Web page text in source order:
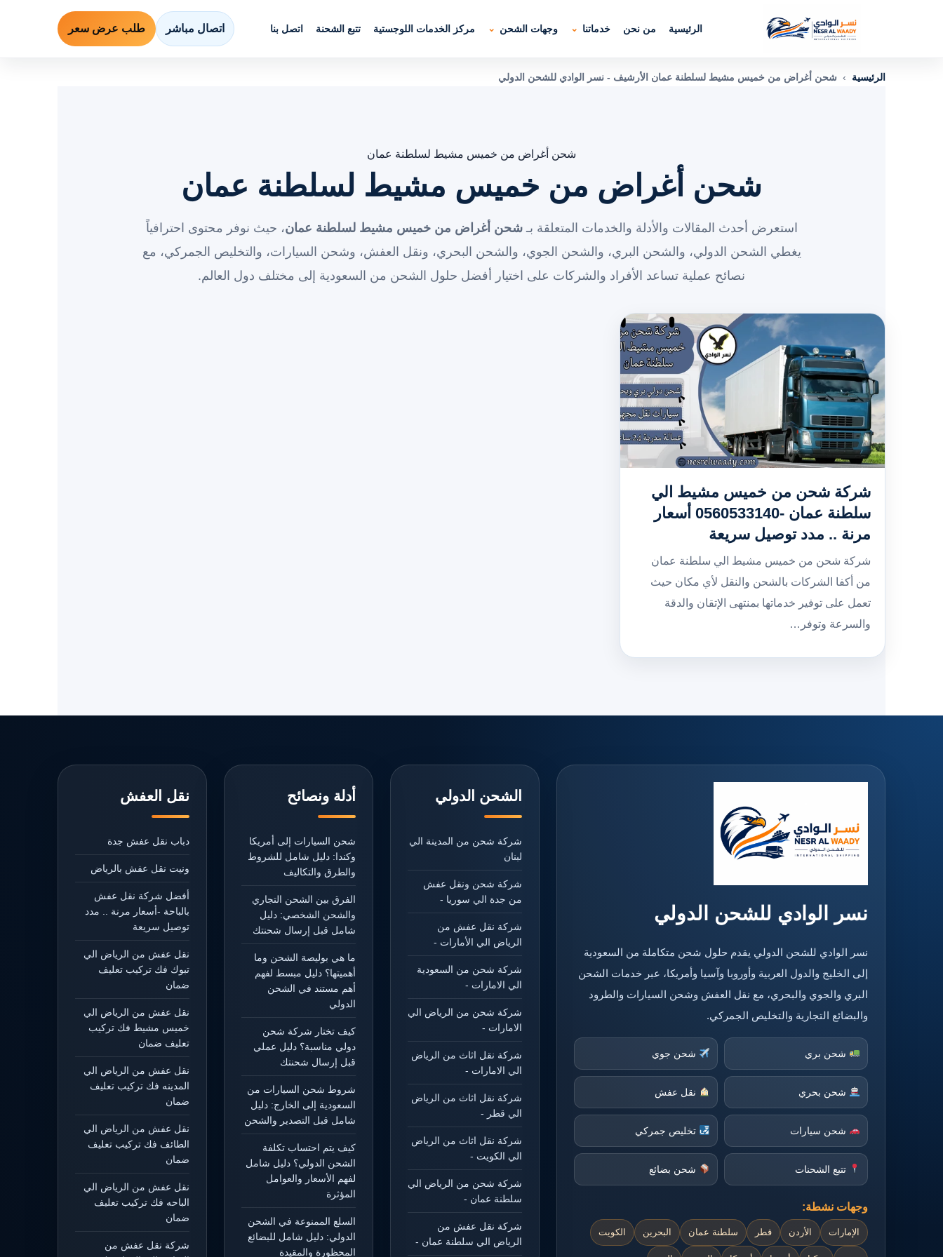
الرئيسية من نحن خدماتنا وجهات الشحن مركز الخدمات اللوجستية تتبع الشحنة اتصل بنا اتصال مباشر طلب عرض سعر
الرئيسية › شحن أغراض من خميس مشيط لسلطنة عمان الأرشيف - نسر الوادي للشحن الدولي
شحن أغراض من خميس مشيط لسلطنة عمان
شحن أغراض من خميس مشيط لسلطنة عمان
استعرض أحدث المقالات والأدلة والخدمات المتعلقة بـشحن أغراض من خميس مشيط لسلطنة عمان، حيث نوفر محتوى احترافياً
يغطي الشحن الدولي، والشحن البري، والشحن الجوي، والشحن البحري، ونقل العفش، وشحن السيارات، والتخليص الجمركي، مع
نصائح عملية تساعد الأفراد والشركات على اختيار أفضل حلول الشحن من السعودية إلى مختلف دول العالم.
شركة شحن من خميس مشيط الي
سلطنة عمان -0560533140 أسعار
مرنة .. مدد توصيل سريعة
شركة شحن من خميس مشيط الي سلطنة عمان
من أكفا الشركات بالشحن والنقل لأي مكان حيث
تعمل على توفير خدماتها بمنتهى الإتقان والدقة
والسرعة وتوفر…
نسر الوادي للشحن الدولي
نسر الوادي للشحن الدولي يقدم حلول شحن متكاملة من السعودية
إلى الخليج والدول العربية وأوروبا وآسيا وأمريكا، عبر خدمات الشحن
البري والجوي والبحري، مع نقل العفش وشحن السيارات والطرود
والبضائع التجارية والتخليص الجمركي.
شحن بري شحن جوي
شحن بحري نقل عفش
شحن سيارات تخليص جمركي
تتبع الشحنات شحن بضائع
وجهات نشطة:
الإمارات الأردن قطر سلطنة عمان البحرين الكويت
الشحن الدولي
شركة شحن من المدينة الي
لبنان
شركة شحن ونقل عفش
من جدة الي سوريا -
شركة نقل عفش من
الرياض الي الأمارات -
شركة شحن من السعودية
الي الامارات -
شركة شحن من الرياض الي
الامارات -
شركة نقل اثاث من الرياض
الي الامارات -
شركة نقل اثاث من الرياض
الي قطر -
شركة نقل اثاث من الرياض
الي الكويت -
شركة شحن من الرياض الي
سلطنة عمان -
شركة نقل عفش من
الرياض الي سلطنة عمان -
أدلة ونصائح
شحن السيارات إلى أمريكا
وكندا: دليل شامل للشروط
والطرق والتكاليف
الفرق بين الشحن التجاري
والشحن الشخصي: دليل
شامل قبل إرسال شحنتك
ما هي بوليصة الشحن وما
أهميتها؟ دليل مبسط لفهم
أهم مستند في الشحن
الدولي
كيف تختار شركة شحن
دولي مناسبة؟ دليل عملي
قبل إرسال شحنتك
شروط شحن السيارات من
السعودية إلى الخارج: دليل
شامل قبل التصدير والشحن
كيف يتم احتساب تكلفة
الشحن الدولي؟ دليل شامل
لفهم الأسعار والعوامل
المؤثرة
السلع الممنوعة في الشحن
الدولي: دليل شامل للبضائع
المحظورة والمقيدة
نقل العفش
دباب نقل عفش جدة
ونيت نقل عفش بالرياض
أفضل شركة نقل عفش
بالباحة -أسعار مرنة .. مدد
توصيل سريعة
نقل عفش من الرياض الي
تبوك فك تركيب تعليف
ضمان
نقل عفش من الرياض الي
خميس مشيط فك تركيب
تعليف ضمان
نقل عفش من الرياض الي
المدينه فك تركيب تعليف
ضمان
نقل عفش من الرياض الي
الطائف فك تركيب تعليف
ضمان
نقل عفش من الرياض الي
الباحه فك تركيب تعليف
ضمان
شركة نقل عفش من